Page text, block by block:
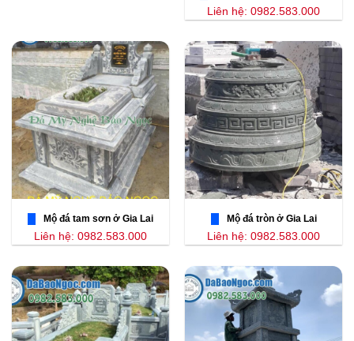
Liên hệ: 0982.583.000
Mộ đá tam sơn ở Gia Lai
Liên hệ: 0982.583.000
Mộ đá tròn ở Gia Lai
Liên hệ: 0982.583.000